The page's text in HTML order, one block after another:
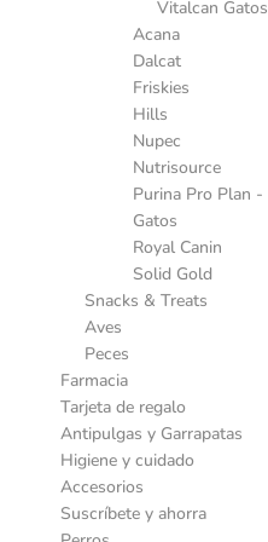
Vitalcan Gatos
Acana
Dalcat
Friskies
Hills
Nupec
Nutrisource
Purina Pro Plan -
Gatos
Royal Canin
Solid Gold
Snacks & Treats
Aves
Peces
Farmacia
Tarjeta de regalo
Antipulgas y Garrapatas
Higiene y cuidado
Accesorios
Suscríbete y ahorra